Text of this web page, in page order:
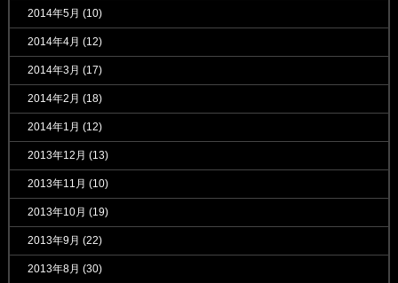
2014年5月 (10)
2014年4月 (12)
2014年3月 (17)
2014年2月 (18)
2014年1月 (12)
2013年12月 (13)
2013年11月 (10)
2013年10月 (19)
2013年9月 (22)
2013年8月 (30)